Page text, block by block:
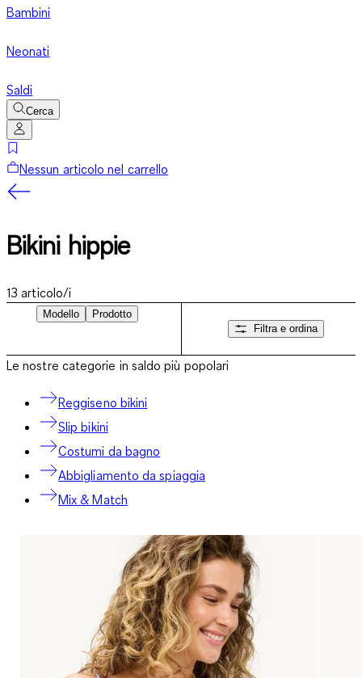
Bambini
Neonati
Saldi
Cerca
Nessun articolo nel carrello
Bikini hippie
13 articolo/i
Modello
Prodotto
Filtra e ordina
Le nostre categorie in saldo più popolari
Reggiseno bikini
Slip bikini
Costumi da bagno
Abbigliamento da spiaggia
Mix & Match